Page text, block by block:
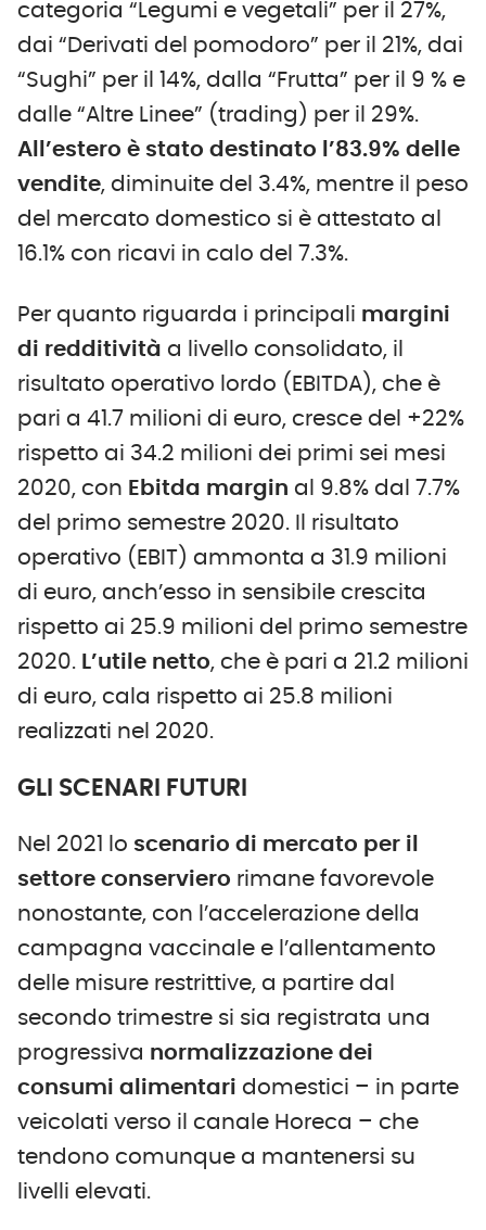
categoria “Legumi e vegetali” per il 27%,
dai “Derivati del pomodoro” per il 21%, dai
“Sughi” per il 14%, dalla “Frutta” per il 9 % e
dalle “Altre Linee” (trading) per il 29%.
All’estero è stato destinato l’83.9% delle
vendite, diminuite del 3.4%, mentre il peso
del mercato domestico si è attestato al
16.1% con ricavi in calo del 7.3%.
Per quanto riguarda i principali margini
di redditività a livello consolidato, il
risultato operativo lordo (EBITDA), che è
pari a 41.7 milioni di euro, cresce del +22%
rispetto ai 34.2 milioni dei primi sei mesi
2020, con Ebitda margin al 9.8% dal 7.7%
del primo semestre 2020. Il risultato
operativo (EBIT) ammonta a 31.9 milioni
di euro, anch’esso in sensibile crescita
rispetto ai 25.9 milioni del primo semestre
2020. L’utile netto, che è pari a 21.2 milioni
di euro, cala rispetto ai 25.8 milioni
realizzati nel 2020.
GLI SCENARI FUTURI
Nel 2021 lo scenario di mercato per il
settore conserviero rimane favorevole
nonostante, con l’accelerazione della
campagna vaccinale e l’allentamento
delle misure restrittive, a partire dal
secondo trimestre si sia registrata una
progressiva normalizzazione dei
consumi alimentari domestici – in parte
veicolati verso il canale Horeca – che
tendono comunque a mantenersi su
livelli elevati.